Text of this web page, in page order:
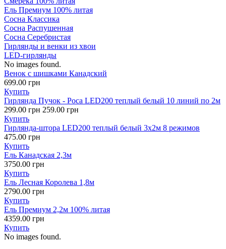
Ель Премиум 100% литая
Сосна Классика
Сосна Распушенная
Сосна Серебристая
Гирлянды и венки из хвои
LED-гирлянды
No images found.
Венок с шишками Канадский
699.00 грн
Купить
Гирлянда Пучок - Роса LED200 теплый белый 10 линий по 2м
299.00 грн 259.00 грн
Купить
Гирлянда-штора LED200 теплый белый 3х2м 8 режимов
475.00 грн
Купить
Ель Канадская 2,3м
3750.00 грн
Купить
Ель Лесная Королева 1,8м
2790.00 грн
Купить
Ель Премиум 2,2м 100% литая
4359.00 грн
Купить
No images found.